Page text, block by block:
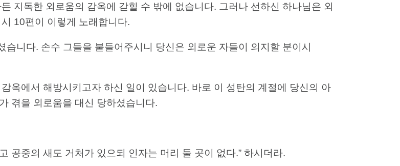
지독한 외로움의 감옥에 갇힐 수 밖에 없습니다. 그러나 선하신 하나님은 외
10편이 이렇게 노래합니다.
니다. 손수 그들을 붙들어주시니 당신은 외로운 자들이 의지할 분이시
옥에서 해방시키고자 하신 일이 있습니다. 바로 이 성탄의 계절에 당신의 아
겪을 외로움을 대신 당하셨습니다.
공중의 새도 거처가 있으되 인자는 머리 둘 곳이 없다.” 하시더라.